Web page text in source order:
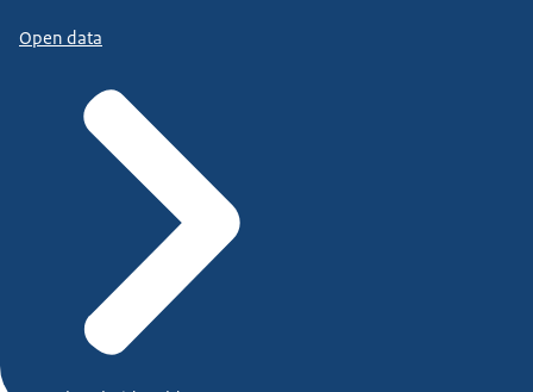
Open data